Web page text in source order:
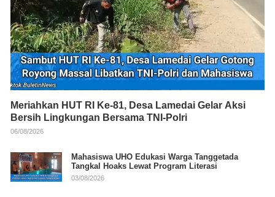
Meriahkan HUT RI Ke-81, Desa Lamedai Gelar Aksi
Bersih Lingkungan Bersama TNI-Polri
06/08/2026
Mahasiswa UHO Edukasi Warga Tanggetada
Tangkal Hoaks Lewat Program Literasi
03/08/2026